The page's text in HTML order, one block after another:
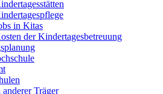
in Kitas
der Kindertagesbetreuung
anderer Träger